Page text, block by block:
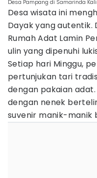
Desa Pampang di Samarinda
Desa wisata ini
Dayak yang
Rumah Adat Lamin
ulin yang dipenuhi
Setiap hari Minggu,
pertunjukan tari
dengan pakaian
dengan nenek
suvenir manik-manik